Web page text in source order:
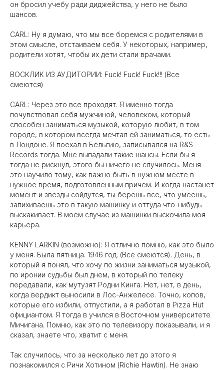
он бросил учебу ради диджейства, у него не было
шансов.
CARL: Ну я думаю, что мы все боремся с родителями в
этом смысле, отстаиваем себя. У некоторых, например,
родители хотят, чтобы их дети стали врачами.
ВОСКЛИК ИЗ АУДИТОРИИ: Fuck! Fuck! Fuck!!! (Все
смеются)
CARL: Через это все проходят. Я именно тогда
почувствовал cебя мужчиной, человеком, который
способен заниматься музыкой, которую любит, в том
городе, в котором всегда мечтал ей заниматься, то есть
в Лондоне. Я поехал в Бельгию, записывался на R&S
Records тогда. Мне выпадали такие шансы. Если бы я
тогда не рискнул, этого бы ничего не случилось. Меня
это научило тому, как важно быть в нужном месте в
нужное время, подготовленным причем. И когда настанет
момент и звезды сойдутся, ты берешь все, что умеешь,
запихиваешь это в такую машинку и оттуда что-нибудь
выскакивает. В моем случае из машинки выскочила моя
карьера.
KENNY LARKIN (возможно): Я отлично помню, как это было
у меня. Была пятница. 1946 год. (Все смеются). День, в
который я понял, что хочу по жизни заниматься музыкой,
по иронии судьбы был днем, в который по телеку
передавали, как мутузят Родни Кинга. Нет, нет, в день,
когда вердикт выносили в Лос-Анжелесе. Точно, копов,
которые его избили, отпустили, а я работал в Pizza Hut
официантом. Я тогда в учился в Восточном университете
Мичигана. Помню, как это по телевизору показывали, и я
сказал, знаете что, хватит с меня.
Так случилось, что за несколько лет до этого я
познакомился с Ричи Хотином (Richie Hawtin). Не знаю